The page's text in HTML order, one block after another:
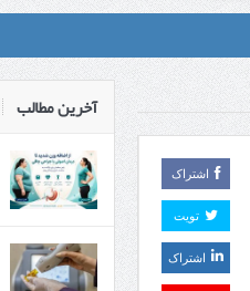
اشتراک
تویت
اشتراک
آخرین مطالب